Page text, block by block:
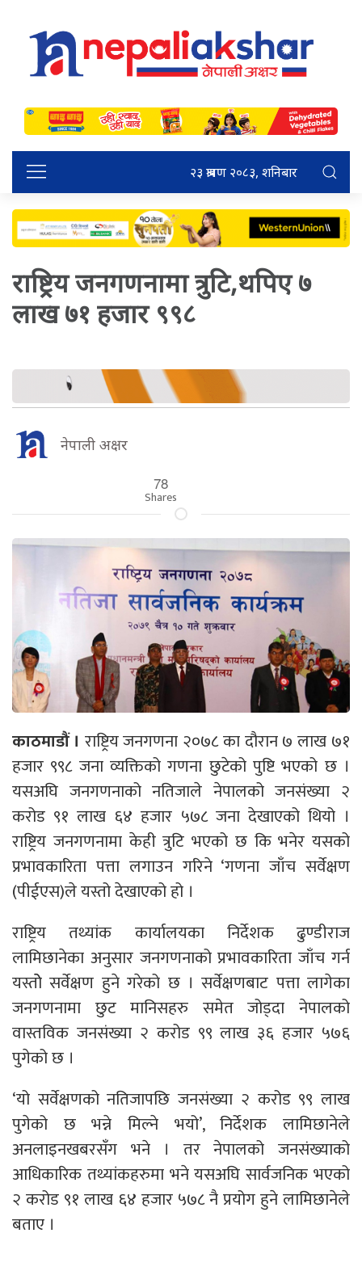
२३ श्रावण २०८३, शनिबार
राष्ट्रिय जनगणनामा त्रुटि,थपिए ७
लाख ७१ हजार ९९८
नेपाली अक्षर
78
Shares
काठमाडौं । राष्ट्रिय जनगणना २०७८ का दौरान ७ लाख ७१
हजार ९९८ जना व्यक्तिको गणना छुटेको पुष्टि भएको छ ।
यसअघि जनगणनाको नतिजाले नेपालको जनसंख्या २
करोड ९१ लाख ६४ हजार ५७८ जना देखाएको थियो ।
राष्ट्रिय जनगणनामा केही त्रुटि भएको छ कि भनेर यसको
प्रभावकारिता पत्ता लगाउन गरिने ‘गणना जाँच सर्वेक्षण
(पीईएस)ले यस्तो देखाएको हो ।
राष्ट्रिय तथ्यांक कार्यालयका निर्देशक ढुण्डीराज
लामिछानेका अनुसार जनगणनाको प्रभावकारिता जाँच गर्न
यस्तोे सर्वेक्षण हुने गरेको छ । सर्वेक्षणबाट पत्ता लागेका
जनगणनामा छुट मानिसहरु समेत जोड्दा नेपालको
वास्तविक जनसंख्या २ करोड ९९ लाख ३६ हजार ५७६
पुगेको छ ।
‘यो सर्वेक्षणको नतिजापछि जनसंख्या २ करोड ९९ लाख
पुगेको छ भन्ने मिल्ने भयो’, निर्देशक लामिछानेले
अनलाइनखबरसँग भने । तर नेपालको जनसंख्याको
आधिकारिक तथ्यांकहरुमा भने यसअघि सार्वजनिक भएको
२ करोड ९१ लाख ६४ हजार ५७८ नै प्रयोग हुने लामिछानेले
बताए ।